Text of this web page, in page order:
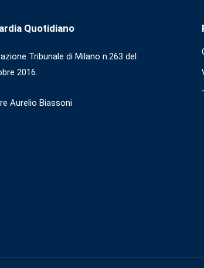
Quotidiano
Tribunale di Milano n.263 del
2016.
Aurelio Biassoni